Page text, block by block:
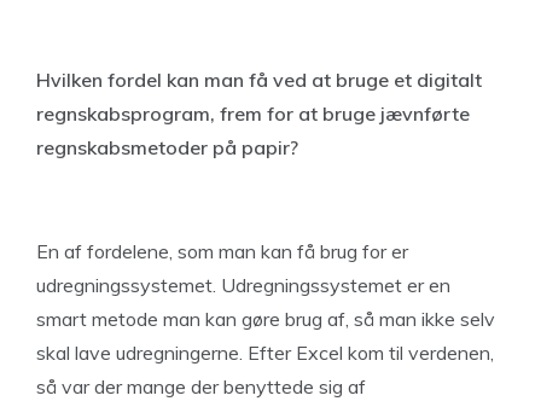
Hvilken fordel kan man få ved at bruge et digitalt
regnskabsprogram, frem for at bruge jævnførte
regnskabsmetoder på papir?
En af fordelene, som man kan få brug for er
udregningssystemet. Udregningssystemet er en
smart metode man kan gøre brug af, så man ikke selv
skal lave udregningerne. Efter Excel kom til verdenen,
så var der mange der benyttede sig af